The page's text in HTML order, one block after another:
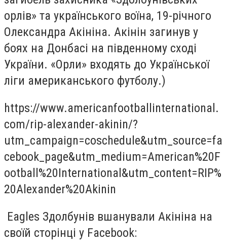
орлів» та українського воїна, 19-річного
Олександра Акініна. Акінін загинув у
боях на Донбасі на південному сході
України. «Орли» входять до Української
ліги американського футболу.)
https://www.americanfootballinternational.
com/rip-alexander-akinin/?
utm_campaign=coschedule&utm_source=fa
cebook_page&utm_medium=American%20F
ootball%20International&utm_content=RIP%
20Alexander%20Akinin
Eagles Здолбунів вшанували Акініна на
своїй сторінці у Facebook: